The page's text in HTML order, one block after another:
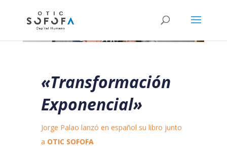
«Transformación
Exponencial»
Jorge Palao lanzó en español su libro junto
a OTIC SOFOFA